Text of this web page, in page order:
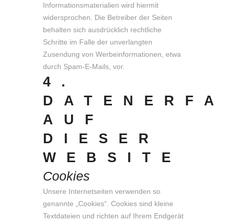
Informationsmaterialien wird hiermit
widersprochen. Die Betreiber der Seiten
behalten sich ausdrücklich rechtliche
Schritte im Falle der unverlangten
Zusendung von Werbeinformationen, etwa
durch Spam-E-Mails, vor.
4.
AUF
DIESER
WEBSITE
Cookies
Unsere Internetseiten verwenden so
genannte „Cookies“. Cookies sind kleine
Textdateien und richten auf Ihrem Endgerät